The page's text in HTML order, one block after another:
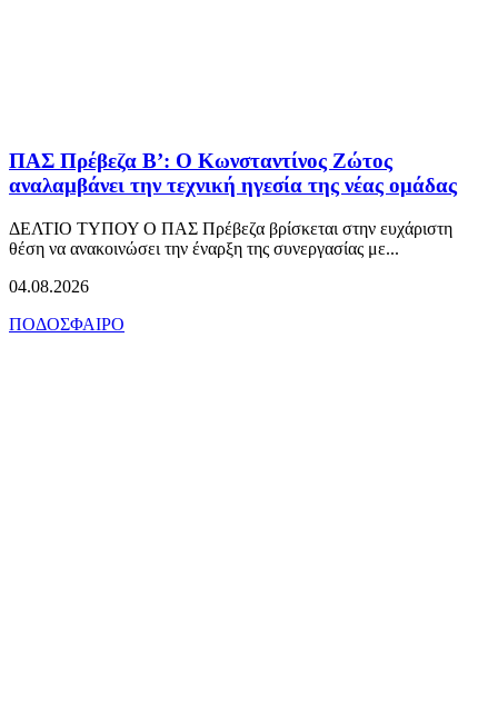
ΠΑΣ Πρέβεζα Β’: Ο Κωνσταντίνος Ζώτος
αναλαμβάνει την τεχνική ηγεσία της νέας ομάδας
ΔΕΛΤΙΟ ΤΥΠΟΥ Ο ΠΑΣ Πρέβεζα βρίσκεται στην ευχάριστη
θέση να ανακοινώσει την έναρξη της συνεργασίας με...
04.08.2026
ΠΟΔΟΣΦΑΙΡΟ